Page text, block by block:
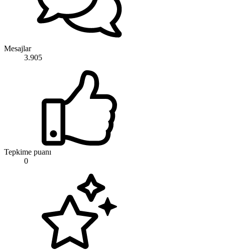
Mesajlar
3.905
Tepkime puanı
0